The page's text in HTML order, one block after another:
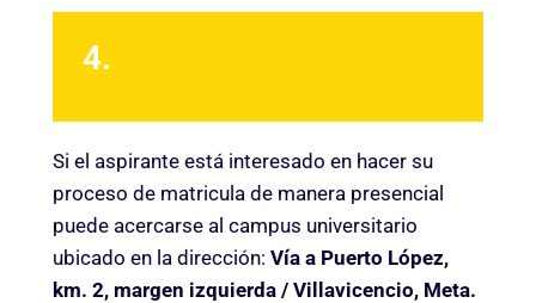
4.
Si el aspirante está interesado en hacer su
proceso de matricula de manera presencial
puede acercarse al campus universitario
ubicado en la dirección: Vía a Puerto López,
km. 2, margen izquierda / Villavicencio, Meta.